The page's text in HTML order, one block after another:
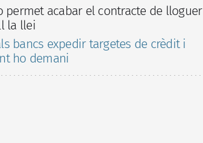
acabar el contracte de lloguer
la llei
bancs expedir targetes de crèdit i
ho demani